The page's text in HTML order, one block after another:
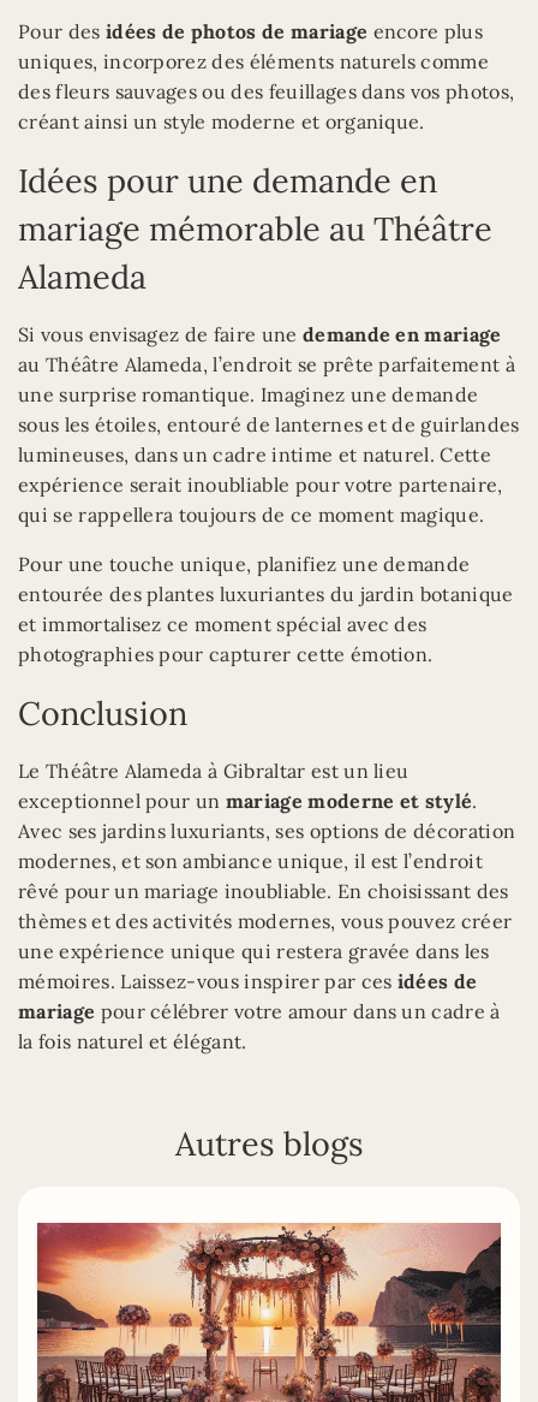
Pour des idées de photos de mariage encore plus
uniques, incorporez des éléments naturels comme
des fleurs sauvages ou des feuillages dans vos photos,
créant ainsi un style moderne et organique.
Idées pour une demande en
mariage mémorable au Théâtre
Alameda
Si vous envisagez de faire une demande en mariage
au Théâtre Alameda, l’endroit se prête parfaitement à
une surprise romantique. Imaginez une demande
sous les étoiles, entouré de lanternes et de guirlandes
lumineuses, dans un cadre intime et naturel. Cette
expérience serait inoubliable pour votre partenaire,
qui se rappellera toujours de ce moment magique.
Pour une touche unique, planifiez une demande
entourée des plantes luxuriantes du jardin botanique
et immortalisez ce moment spécial avec des
photographies pour capturer cette émotion.
Conclusion
Le Théâtre Alameda à Gibraltar est un lieu
exceptionnel pour un mariage moderne et stylé.
Avec ses jardins luxuriants, ses options de décoration
modernes, et son ambiance unique, il est l’endroit
rêvé pour un mariage inoubliable. En choisissant des
thèmes et des activités modernes, vous pouvez créer
une expérience unique qui restera gravée dans les
mémoires. Laissez-vous inspirer par ces idées de
mariage pour célébrer votre amour dans un cadre à
la fois naturel et élégant.
Autres blogs